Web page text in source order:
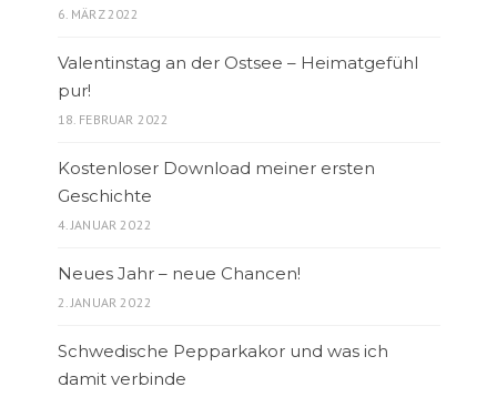
6. MÄRZ 2022
Valentinstag an der Ostsee – Heimatgefühl
pur!
18. FEBRUAR 2022
Kostenloser Download meiner ersten
Geschichte
4. JANUAR 2022
Neues Jahr – neue Chancen!
2. JANUAR 2022
Schwedische Pepparkakor und was ich
damit verbinde